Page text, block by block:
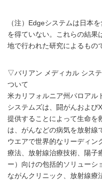
（注）Edgeシステムは日本
を得ていない。これらの結果
地で行われた研究によるもの
▽バリアン メディカル シス
ついて
米カリフォルニア州パロアル
システムズは、闘がんおよび
提供することによって生命を
は、がんなどの病気を放射線
ウエアで世界的なリーディン
療法、放射線治療技術、陽子
ー）向けの包括的ソリューシ
ながんクリニック、放射線療